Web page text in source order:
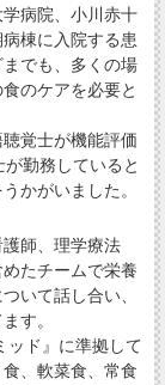
病院、小川赤十
棟に入院する患
でも、多くの場
のケアを必要と
覚士が機能評価
勤務していると
かがいました。
護師、理学療法
たチームで栄養
いて話し合い、
す。
ド』に準拠して
、軟菜食、常食